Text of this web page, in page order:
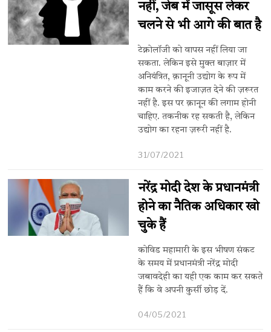
नहीं, जेब में जासूस लेकर
चलने से भी आगे की बात है
टेक्नोलॉजी को वापस नहीं लिया जा
सकता. लेकिन इसे मुक्त बाज़ार में
अनियंत्रित, क़ानूनी उद्योग के रूप में
काम करने की इजाज़त देने की ज़रूरत
नहीं है. इस पर क़ानून की लगाम होनी
चाहिए. तकनीक रह सकती है, लेकिन
उद्योग का रहना ज़रूरी नहीं है.
31/07/2021
नरेंद्र मोदी देश के प्रधानमंत्री
होने का नैतिक अधिकार खो
चुके हैं
कोविड महामारी के इस भीषण संकट
के समय में प्रधानमंत्री नरेंद्र मोदी
जबावदेही का यही एक काम कर सकते
हैं कि वे अपनी कुर्सी छोड़ दें.
04/05/2021